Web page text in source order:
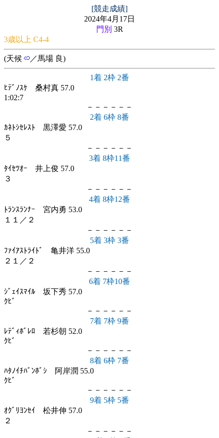
[競走成績]
2024年4月17日
門別 3R
3歳以上 C4-4
(天候 ／馬場 良)
1着 2枠 2番
ﾋﾃﾞﾉｽｹ 桑村真 57.0
1:02:7
－－－－－－
2着 6枠 8番
ｶﾈﾄｼｾﾚｽﾄ 黒澤愛 57.0
５
－－－－－－
3着 8枠11番
ﾀｲｾﾂｵｰ 井上俊 57.0
３
－－－－－－
4着 8枠12番
ﾄﾗﾝｽﾗﾝﾅｰ 宮内勇 53.0
１１／２
－－－－－－
5着 3枠 3番
ﾌｧｲｱｽﾄﾗｲﾄﾞ 亀井洋 55.0
２１／２
－－－－－－
6着 7枠10番
ｼﾞｪｲｽﾏｲﾙ 坂下秀 57.0
ｸﾋﾞ
－－－－－－
7着 7枠 9番
ﾚﾃﾞｨﾎﾞﾚﾛ 若杉朝 52.0
ｸﾋﾞ
－－－－－－
8着 6枠 7番
ﾊﾀﾉｲﾁﾊﾞﾝﾎﾞｼ 阿岸潤 55.0
ｸﾋﾞ
－－－－－－
9着 5枠 5番
ｵｸﾞﾘﾖﾝｾｲ 松井伸 57.0
２
－－－－－－